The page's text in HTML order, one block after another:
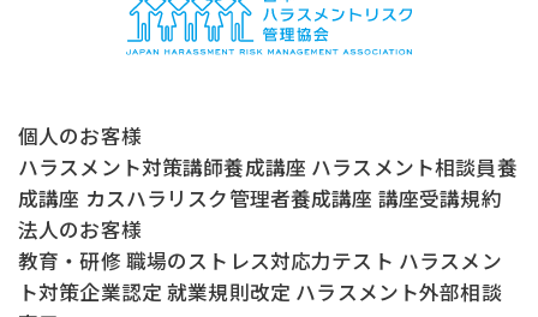
個人のお客様
ハラスメント対策講師養成講座 ハラスメント相談員養
成講座 カスハラリスク管理者養成講座 講座受講規約
法人のお客様
教育・研修 職場のストレス対応力テスト ハラスメン
ト対策企業認定 就業規則改定 ハラスメント外部相談